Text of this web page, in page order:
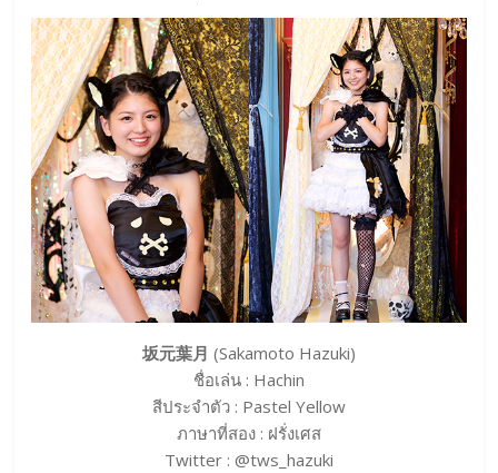
坂元葉月 (Sakamoto Hazuki)
ชื่อเล่น : Hachin
สีประจำตัว : Pastel Yellow
ภาษาที่สอง : ฝรั่งเศส
Twitter : @tws_hazuki